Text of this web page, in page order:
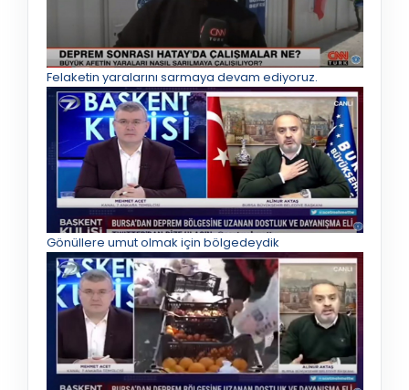
Felaketin yaralarını sarmaya devam ediyoruz.
Gönüllere umut olmak için bölgedeydik